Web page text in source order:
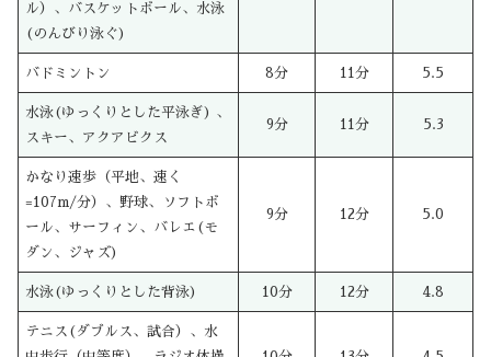
ル）、バスケットボール、水泳
(のんびり泳ぐ)
バドミントン 8分 11分 5.5
水泳(ゆっくりとした平泳ぎ) 、
スキー、アクアビクス
9分 11分 5.3
かなり速歩（平地、速く
=107m/分）、野球、ソフトボ
ール、サーフィン、バレエ(モ
ダン、ジャズ)
9分 12分 5.0
水泳(ゆっくりとした背泳) 10分 12分 4.8
テニス(ダブルス、試合）、水